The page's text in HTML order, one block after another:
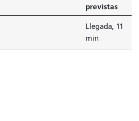
previstas
Llegada, 11
min